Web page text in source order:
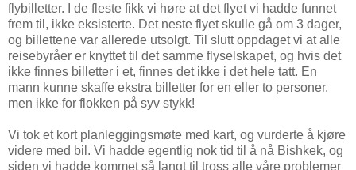
flybilletter. I de fleste fikk vi høre at det flyet vi hadde funnet
frem til, ikke eksisterte. Det neste flyet skulle gå om 3 dager,
og billettene var allerede utsolgt. Til slutt oppdaget vi at alle
reisebyråer er knyttet til det samme flyselskapet, og hvis det
ikke finnes billetter i et, finnes det ikke i det hele tatt. En
mann kunne skaffe ekstra billetter for en eller to personer,
men ikke for flokken på syv stykk!
Vi tok et kort planleggingsmøte med kart, og vurderte å kjøre
videre med bil. Vi hadde egentlig nok tid til å nå Bishkek, og
siden vi hadde kommet så langt til tross alle våre problemer